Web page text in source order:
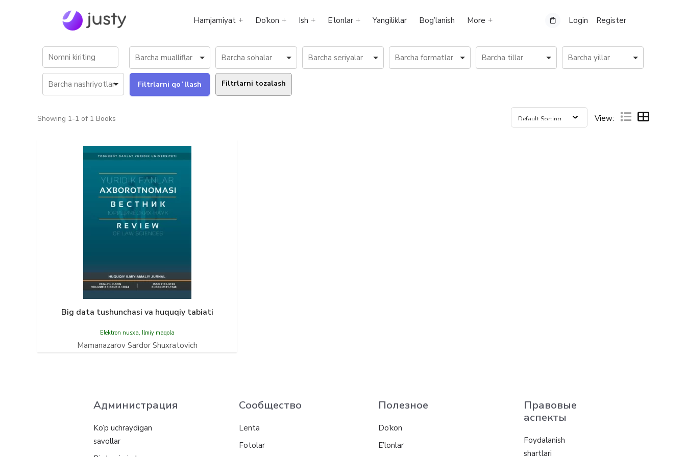
Hamjamiyat Do’kon Ish E’lonlar Yangiliklar Bog’lanish More Login Register
Filtrlarni tozalash
Showing 1-1 of 1 Books View:
Big data tushunchasi va huquqiy tabiati
Elektron nusxa, Ilmiy maqola
Mamanazarov Sardor Shuxratovich
Администрация
Ko’p uchraydigan
savollar
Сообщество
Lenta
Fotolar
Полезное
Do’kon
E’lonlar
Правовые
аспекты
Foydalanish
shartlari